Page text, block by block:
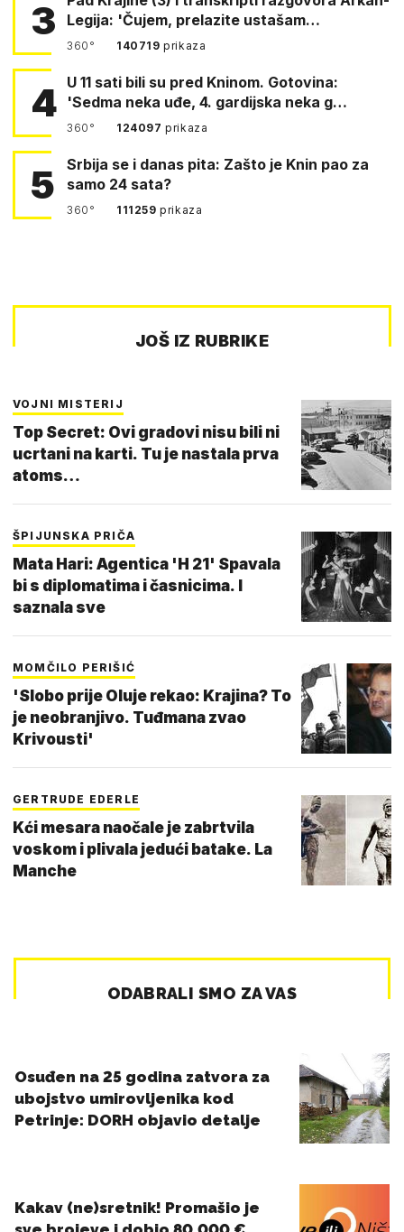
3
Legija: 'Čujem, prelazite ustašam…
360° 140719prikaza
4 U 11 sati bili su pred Kninom. Gotovina:
'Sedma neka uđe, 4. gardijska neka g…
360° 124097prikaza
5
Srbija se i danas pita: Zašto je Knin pao za
samo 24 sata?
360° 111259prikaza
JOŠ IZ RUBRIKE
VOJNI MISTERIJ
Top Secret: Ovi gradovi nisu bili ni
ucrtani na karti. Tu je nastala prva
atoms…
ŠPIJUNSKA PRIČA
Mata Hari: Agentica 'H 21' Spavala
bi s diplomatima i časnicima. I
saznala sve
MOMČILO PERIŠIĆ
'Slobo prije Oluje rekao: Krajina? To
je neobranjivo. Tuđmana zvao
Krivousti'
GERTRUDE EDERLE
Kći mesara naočale je zabrtvila
voskom i plivala jedući batake. La
Manche